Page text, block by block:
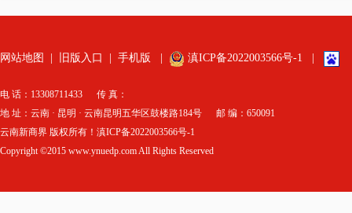
网站地图 旧版入口 手机版 滇ICP备2022003566号-1
电 话：13308711433 传 真：
地 址：云南 · 昆明 · 云南昆明五华区鼓楼路184号 邮 编：650091
云南新商界 版权所有！滇ICP备2022003566号-1
Copyright ©2015 www.ynuedp.com All Rights Reserved